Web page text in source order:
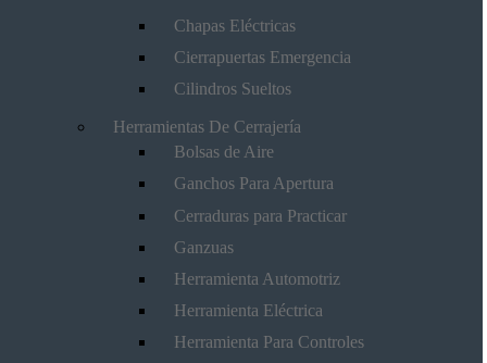
Chapas Eléctricas
Cierrapuertas Emergencia
Cilindros Sueltos
Herramientas De Cerrajería
Bolsas de Aire
Ganchos Para Apertura
Cerraduras para Practicar
Ganzuas
Herramienta Automotriz
Herramienta Eléctrica
Herramienta Para Controles